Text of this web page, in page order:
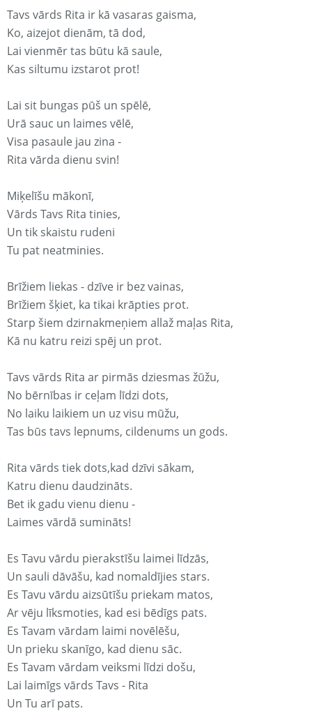
Tavs vārds Rita ir kā vasaras gaisma,
Ko, aizejot dienām, tā dod,
Lai vienmēr tas būtu kā saule,
Kas siltumu izstarot prot!
Lai sit bungas pūš un spēlē,
Urā sauc un laimes vēlē,
Visa pasaule jau zina -
Rita vārda dienu svin!
Miķelīšu mākonī,
Vārds Tavs Rita tinies,
Un tik skaistu rudeni
Tu pat neatminies.
Brīžiem liekas - dzīve ir bez vainas,
Brīžiem šķiet, ka tikai krāpties prot.
Starp šiem dzirnakmeņiem allaž maļas Rita,
Kā nu katru reizi spēj un prot.
Tavs vārds Rita ar pirmās dziesmas žūžu,
No bērnības ir ceļam līdzi dots,
No laiku laikiem un uz visu mūžu,
Tas būs tavs lepnums, cildenums un gods.
Rita vārds tiek dots,kad dzīvi sākam,
Katru dienu daudzināts.
Bet ik gadu vienu dienu -
Laimes vārdā sumināts!
Es Tavu vārdu pierakstīšu laimei līdzās,
Un sauli dāvāšu, kad nomaldījies stars.
Es Tavu vārdu aizsūtīšu priekam matos,
Ar vēju līksmoties, kad esi bēdīgs pats.
Es Tavam vārdam laimi novēlēšu,
Un prieku skanīgo, kad dienu sāc.
Es Tavam vārdam veiksmi līdzi došu,
Lai laimīgs vārds Tavs - Rita
Un Tu arī pats.